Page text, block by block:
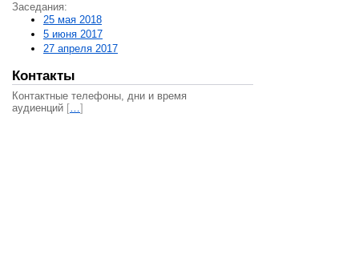
Заседания:
25 мая 2018
5 июня 2017
27 апреля 2017
Контакты
Контактные телефоны, дни и время
аудиенций […]